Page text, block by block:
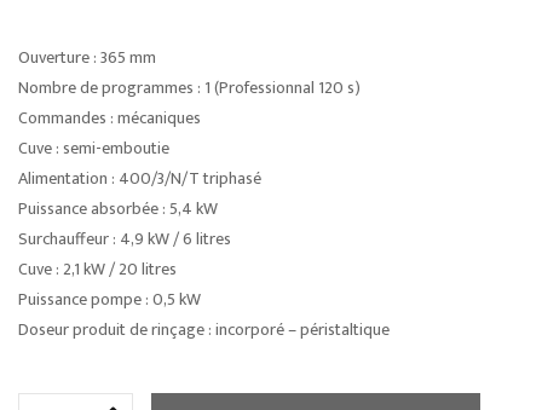
Ouverture : 365 mm
Nombre de programmes : 1 (Professionnal 120 s)
Commandes : mécaniques
Cuve : semi-emboutie
Alimentation : 400/3/N/T triphasé
Puissance absorbée : 5,4 kW
Surchauffeur : 4,9 kW / 6 litres
Cuve : 2,1 kW / 20 litres
Puissance pompe : 0,5 kW
Doseur produit de rinçage : incorporé – péristaltique